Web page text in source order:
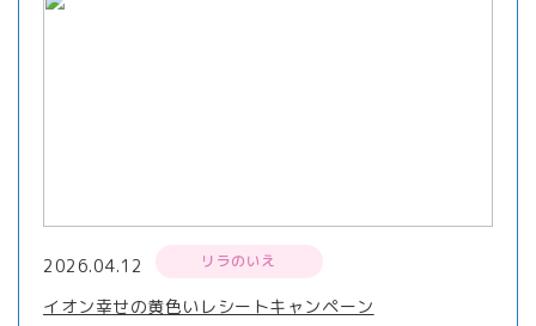
2026.04.12 リラのいえ
イオン幸せの黄色いレシートキャンペーン